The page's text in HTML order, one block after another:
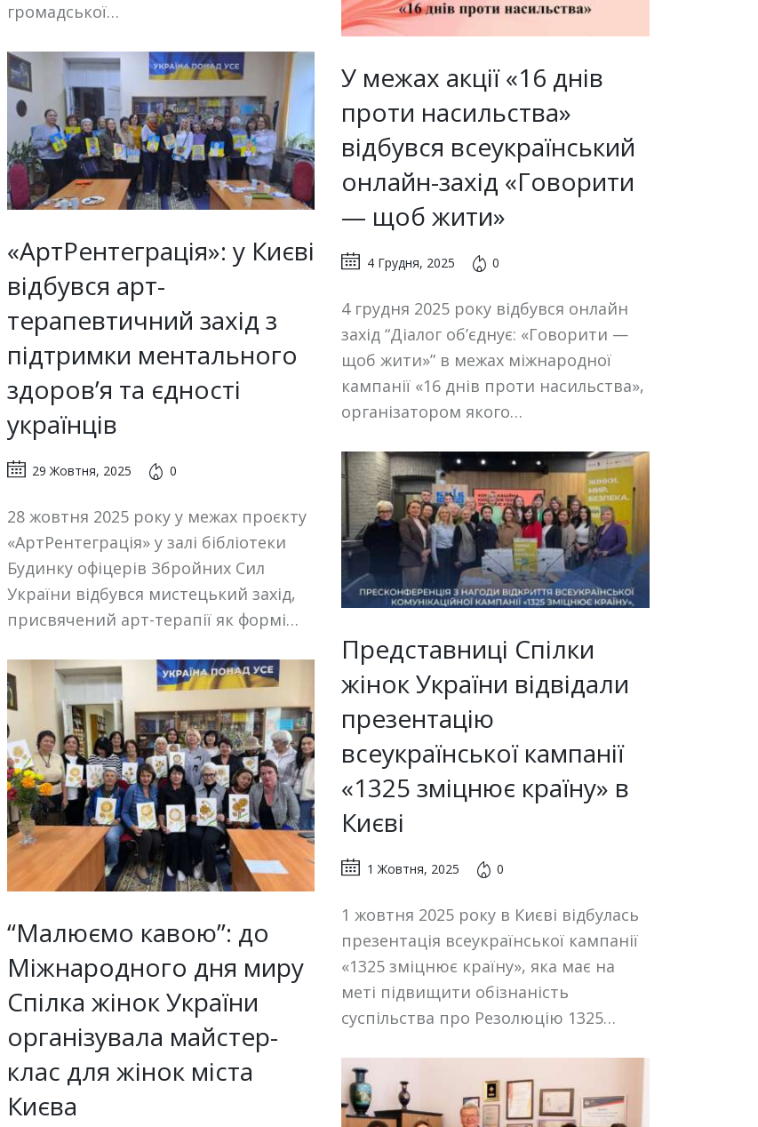
громадської…
У межах акції «16 днів
проти насильства»
відбувся всеукраїнський
онлайн-захід «Говорити
— щоб жити»
4 Грудня, 2025 0
4 грудня 2025 року відбувся онлайн
захід “Діалог об’єднує: «Говорити —
щоб жити»” в межах міжнародної
кампанії «16 днів проти насильства»,
організатором якого…
«АртРентеграція»: у Києві
відбувся арт-
терапевтичний захід з
підтримки ментального
здоров’я та єдності
українців
29 Жовтня, 2025 0
28 жовтня 2025 року у межах проєкту
«АртРентеграція» у залі бібліотеки
Будинку офіцерів Збройних Сил
України відбувся мистецький захід,
присвячений арт-терапії як формі…
Представниці Спілки
жінок України відвідали
презентацію
всеукраїнської кампанії
«1325 зміцнює країну» в
Києві
1 Жовтня, 2025 0
1 жовтня 2025 року в Києві відбулась
презентація всеукраїнської кампанії
«1325 зміцнює країну», яка має на
меті підвищити обізнаність
суспільства про Резолюцію 1325…
“Малюємо кавою”: до
Міжнародного дня миру
Спілка жінок України
організувала майстер-
клас для жінок міста
Києва